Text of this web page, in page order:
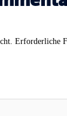
Erforderliche